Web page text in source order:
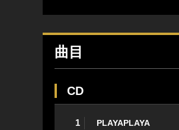
曲目
CD
1 PLAYAPLAYA